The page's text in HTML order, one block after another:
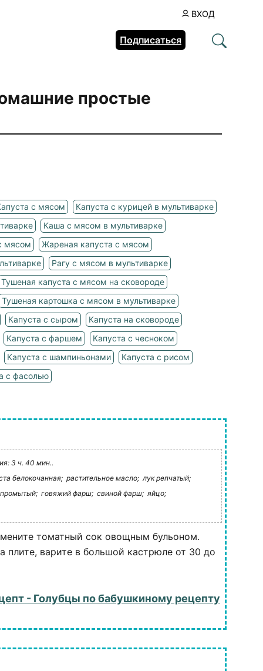
ВХОД
Подписаться
простые
с мясом
Капуста с курицей в мультиварке
Каша с мясом в мультиварке
мясом
Жареная капуста с мясом
Рагу с мясом в мультиварке
Тушеная капуста с мясом на сковороде
Тушеная картошка с мясом в мультиварке
Капуста с сыром
Капуста на сковороде
Капуста с фаршем
Капуста с чесноком
Капуста с шампиньонами
Капуста с рисом
с фасолью
3 ч. 40 мин..
белокочанная; растительное масло; лук репчатый;
говяжий фарш; свиной фарш; яйцо;
томатный сок овощным бульоном.
плите, варите в большой кастрюле от 30 до
- Голубцы по бабушкиному рецепту